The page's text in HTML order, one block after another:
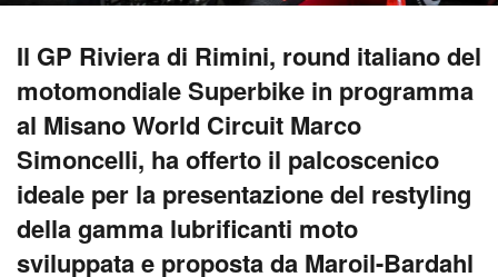
Il GP Riviera di Rimini, round italiano del
motomondiale Superbike in programma
al Misano World Circuit Marco
Simoncelli, ha offerto il palcoscenico
ideale per la presentazione del restyling
della gamma lubrificanti moto
sviluppata e proposta da Maroil-Bardahl